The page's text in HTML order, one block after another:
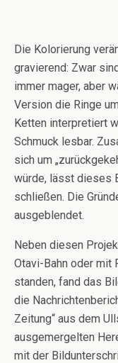
Die Kolorierung
gravierend: Zwar
immer mager, aber
Version die Ringe
Ketten interpretiert
Schmuck lesbar.
sich um
würde, lässt dieses
schließen. Die
ausgeblendet.
Neben diesen
Otavi-Bahn oder mit
standen, fand das
die
Zeitung“ aus dem
ausgemergelten
mit der